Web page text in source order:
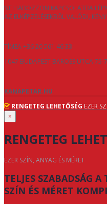
NE HABOZZON KAPCSOLATBA
AZ ELKÉPZELÉSEKBŐL VALÓDI,
TÍMEA +36 20 561 46 33
1047 BUDAPEST BAROSS UTCA 75-
KANAPETAR.HU
RENGETEG LEHETŐSÉG EZER
×
RENGETEG
EZER SZÍN, ANYAG ÉS MÉRET
TELJES SZABADSÁG
SZÍN ÉS MÉRET